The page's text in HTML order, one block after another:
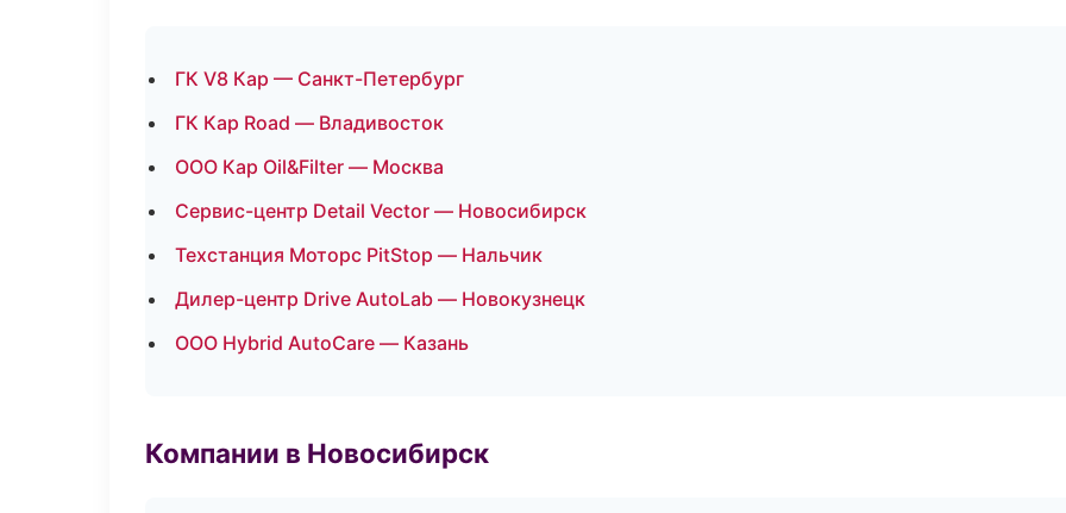
ГК V8 Кар — Санкт-Петербург
ГК Кар Road — Владивосток
ООО Кар Oil&Filter — Москва
Сервис-центр Detail Vector — Новосибирск
Техстанция Моторс PitStop — Нальчик
Дилер-центр Drive AutoLab — Новокузнецк
ООО Hybrid AutoCare — Казань
Компании в Новосибирск